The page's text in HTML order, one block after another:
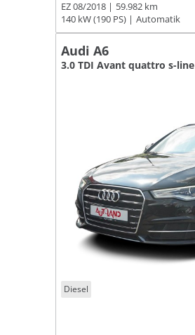
EZ 08/2018
59.982 km
140 kW (190 PS)
Automatik
Audi A6
3.0 TDI Avant quattro s-line
Diesel